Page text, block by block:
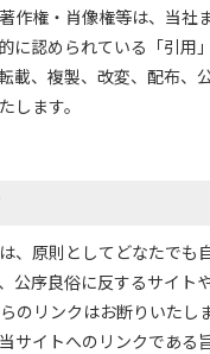
作権・肖像権等は、当社
に認められている「引用
載、複製、改変、配布、
します。
、原則としてどなたでも
公序良俗に反するサイト
のリンクはお断りいたし
サイトへのリンクである